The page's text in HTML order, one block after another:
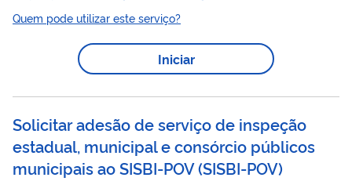
Distrito Federal e dos Municípios na execução de suas
atividades correcionais. Qualquer órgão ou entidade municipal
ou estadual que exerça atividade correcional pode fazer parte
do Programa de Fortalecimento de Corregedorias. Este serviço
Quem pode utilizar este serviço?
Iniciar
Solicitar adesão de serviço de inspeção
estadual, municipal e consórcio públicos
municipais ao SISBI-POV(SISBI-POV)